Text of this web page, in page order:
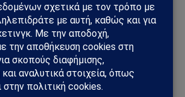
– Υεμένη: Το Ριάντ προετοιμάζει
επιχείρηση – Στο επίκεντρο